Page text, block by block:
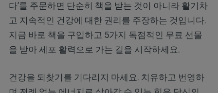
다’를 주문하면 단순히 책을 받는 것이 아니라 활기차
고 지속적인 건강에 대한 권리를 주장하는 것입니다.
지금 바로 책을 구입하고 5가지 독점적인 무료 선물
을 받아 세포 활력으로 가는 길을 시작하세요.
건강을 되찾기를 기다리지 마세요. 치유하고 번영하